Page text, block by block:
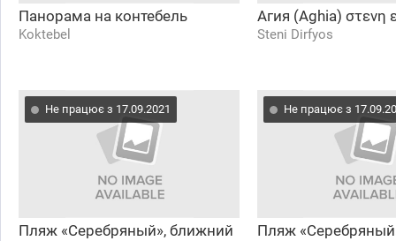
Панорама на контебель
Koktebel
Агия (Aghia) στενη
Steni Dirfyos
Не працює з 17.09.2021
Пляж «Серебряный», ближний
Не працює з
Пляж